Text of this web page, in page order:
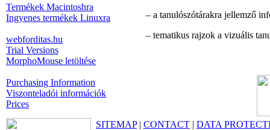
Termékek Macintoshra
Ingyenes termékek Linuxra
webforditas.hu
Trial Versions
MorphoMouse letöltése
Purchasing Information
Viszonteladói információk
Prices
– a tanulószótárakra jellemző
– tematikus rajzok a vizuális
SITEMAP| CONTACT | DATA